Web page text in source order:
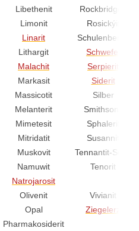
Libethenit
Rockbridgeit
Limonit
Rosickýit
Linarit
Schulenbergit
Lithargit
Schwefel
Malachit
Serpierit
Markasit
Siderit
Massicotit
Silber
Melanterit
Smithsonit
Mimetesit
Sphalerit
Mitridatit
Susannit
Muskovit
Tennantit-Serie
Namuwit
Tenorit
Natrojarosit
Olivenit
Vivianit
Opal
Ziegelerz
Pharmakosiderit